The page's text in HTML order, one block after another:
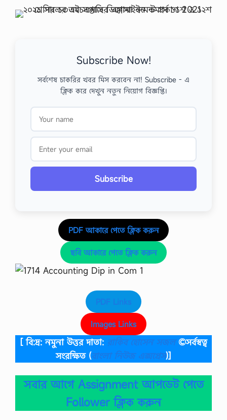
Subscribe Now!
সর্বশেষ চাকরির খবর মিস করবেন না! Subscribe - এ
ক্লিক করে দেখুন নতুন নিয়োগ বিজ্ঞপ্তি।
Subscribe
PDF আকারে পেতে ক্লিক করুন
ছবি আকারে পেতে ক্লিক করুন
PDF Links
Images Links
[ বি:দ্র: নমুনা উত্তর দাতা: রাকিব হোসেন সজল©সর্বস্বত্ব
সংরক্ষিত (বাংলা নিউজ এক্সপ্রেস)]
সবার আগে Assignment আপডেট পেতে
Follower ক্লিক করুন